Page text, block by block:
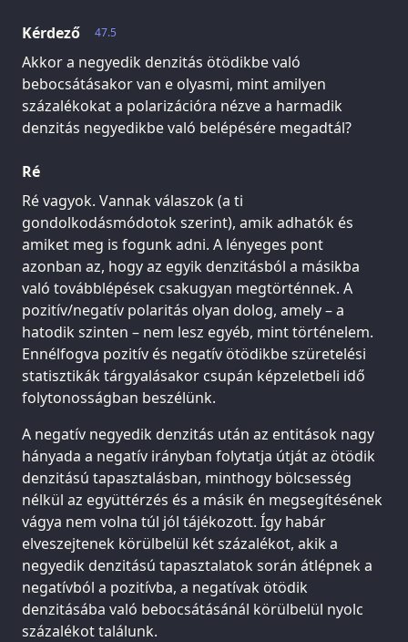
47.5
Kérdező
Akkor a negyedik denzitás ötödikbe való
bebocsátásakor van e olyasmi, mint amilyen
százalékokat a polarizációra nézve a harmadik
denzitás negyedikbe való belépésére megadtál?
Ré
Ré vagyok. Vannak válaszok (a ti
gondolkodásmódotok szerint), amik adhatók és
amiket meg is fogunk adni. A lényeges pont
azonban az, hogy az egyik denzitásból a másikba
való továbblépések csakugyan megtörténnek. A
pozitív/negatív polaritás olyan dolog, amely – a
hatodik szinten – nem lesz egyéb, mint történelem.
Ennélfogva pozitív és negatív ötödikbe szüretelési
statisztikák tárgyalásakor csupán képzeletbeli idő
folytonosságban beszélünk.
A negatív negyedik denzitás után az entitások nagy
hányada a negatív irányban folytatja útját az ötödik
denzitású tapasztalásban, minthogy bölcsesség
nélkül az együttérzés és a másik én megsegítésének
vágya nem volna túl jól tájékozott. Így habár
elveszejtenek körülbelül két százalékot, akik a
negyedik denzitású tapasztalatok során átlépnek a
negatívból a pozitívba, a negatívak ötödik
denzitásába való bebocsátásánál körülbelül nyolc
százalékot találunk.